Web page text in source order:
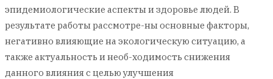
эпидемиологические аспекты и здоровье людей. В
результате работы рассмотре-ны основные факторы,
негативно влияющие на экологическую ситуацию, а
также актуальность и необ-ходимость снижения
данного влияния с целью улучшения